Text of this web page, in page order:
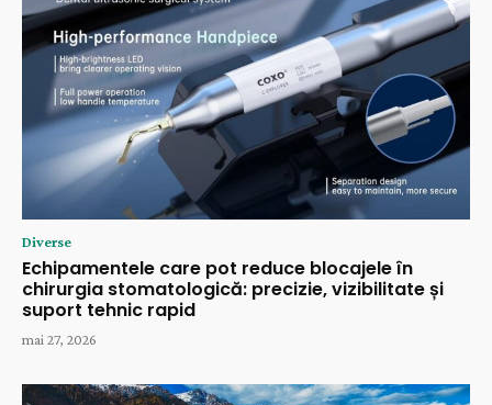
Diverse
Echipamentele care pot reduce blocajele în
chirurgia stomatologică: precizie, vizibilitate și
suport tehnic rapid
mai 27, 2026